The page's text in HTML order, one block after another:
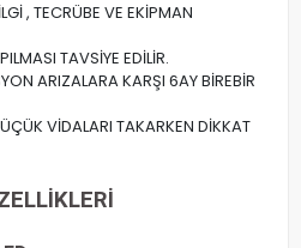
, TECRÜBE VE EKİPMAN
TAVSİYE EDİLİR.
ARIZALARA KARŞI 6AY BİREBİR
VİDALARI TAKARKEN DİKKAT